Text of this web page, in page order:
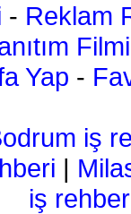
- Reklam
Filmi
Yap -
iş
|
iş